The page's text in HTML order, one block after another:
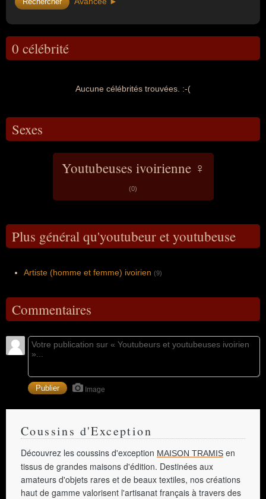
0 célébrité
Aucune célébrités trouvées. :-(
Sexes
Youtubeuses ivoirienne ♀
(0)
Plus général qu'youtubeur et youtubeuse
Artiste (homme et femme) ivoirien (9)
Commentaires
Image
Coussins d'Exception
Découvrez les coussins d'exception MAISON TRAMIS en
tissus de grandes maisons d'édition. Destinées aux
amateurs d'objets rares et de beaux textiles, nos créations
haut de gamme valorisent l'artisanat français à travers des